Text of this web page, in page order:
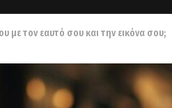
με τον εαυτό σου και την εικόνα σου;